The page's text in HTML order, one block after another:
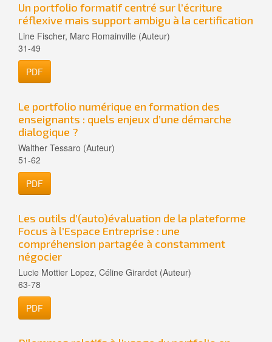
Un portfolio formatif centré sur l’écriture
réflexive mais support ambigu à la certification
Line Fischer, Marc Romainville (Auteur)
31-49
PDF
Le portfolio numérique en formation des
enseignants : quels enjeux d’une démarche
dialogique ?
Walther Tessaro (Auteur)
51-62
PDF
Les outils d’(auto)évaluation de la plateforme
Focus à l’Espace Entreprise : une
compréhension partagée à constamment
négocier
Lucie Mottier Lopez, Céline Girardet (Auteur)
63-78
PDF